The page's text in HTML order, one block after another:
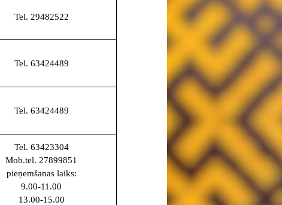
Tel. 29482522
Tel. 63424489
Tel. 63424489
Tel. 63423304
Mob.tel. 27899851
pieņemšanas laiks:
9.00-11.00
13.00-15.00